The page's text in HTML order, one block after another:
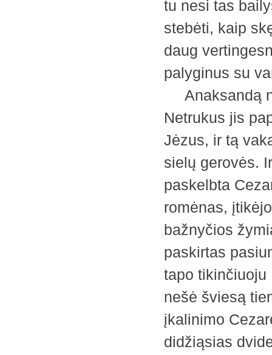
tu nesi tas
stebėti, kaip
daug
palyginus su
Anaksandą
Netrukus jis
Jėzus, ir tą
sielų gerovės.
paskelbta
romėnas,
bažnyčios
paskirtas
tapo tikinčiuoju
nešė šviesą
įkalinimo
didžiąsias